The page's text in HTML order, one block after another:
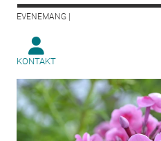
EVENEMANG |
KONTAKT